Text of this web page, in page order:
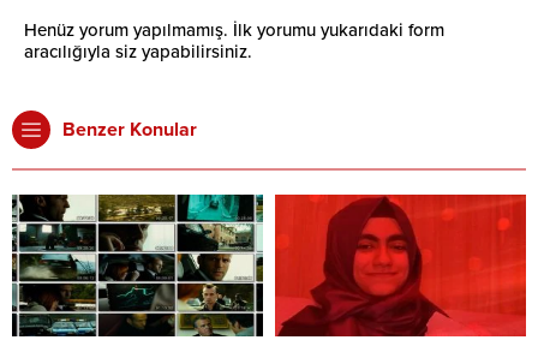
Henüz yorum yapılmamış. İlk yorumu yukarıdaki form
aracılığıyla siz yapabilirsiniz.
Benzer Konular